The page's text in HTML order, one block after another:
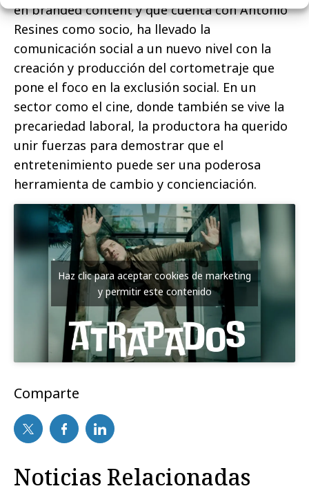
en branded content y que cuenta con Antonio
Resines como socio, ha llevado la
comunicación social a un nuevo nivel con la
creación y producción del cortometraje que
pone el foco en la exclusión social. En un
sector como el cine, donde también se vive la
precariedad laboral, la productora ha querido
unir fuerzas para demostrar que el
entretenimiento puede ser una poderosa
herramienta de cambio y concienciación.
Haz clic para aceptar cookies de marketing
y permitir este contenido
Comparte
Noticias Relacionadas